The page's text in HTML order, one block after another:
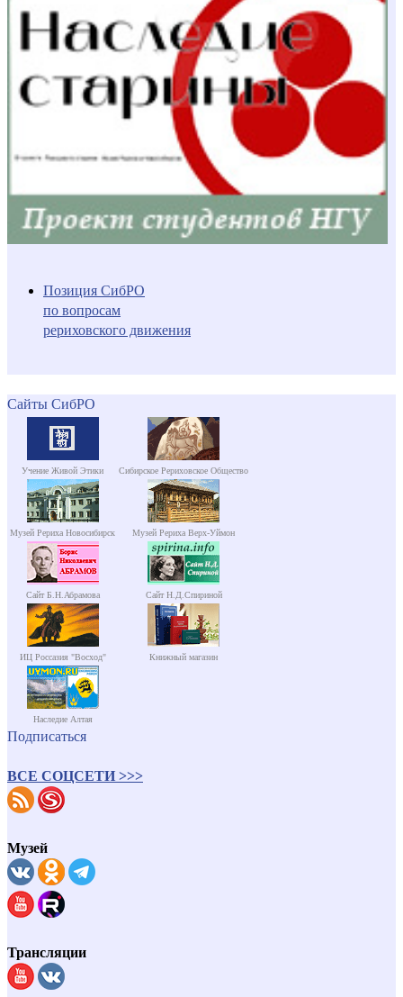
Позиция СибРО
по вопросам
рериховского движения
Сайты СибРО
Учение Живой Этики Сибирское Рериховское Общество
Музей Рериха Новосибирск Музей Рериха Верх-Уймон
Сайт Б.Н.Абрамова Сайт Н.Д.Спириной
ИЦ Россазия "Восход" Книжный магазин
Наследие Алтая
Подписаться
ВСЕ СОЦСЕТИ >>>
Музей
Трансляции